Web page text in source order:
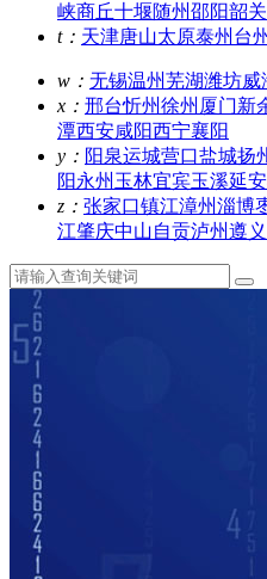
峡商丘十堰随州邵阳韶关
t： 天津唐山太原泰州 台州
w： 无锡温州芜湖潍坊威
x： 邢台忻州徐州 厦门新
潭西安咸阳西宁襄阳
y： 阳泉运城营口盐城扬
阳永州 玉林宜宾玉溪延安
z： 张家口镇江漳州淄博
江肇庆中山自贡泸州遵义